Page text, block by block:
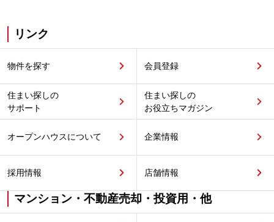
リンク
物件を探す 会員登録
住まい探しの
サポート
住まい探しの
お役立ちマガジン
オープンハウスについて 企業情報
採用情報 店舗情報
マンション・不動産売却・投資用・他